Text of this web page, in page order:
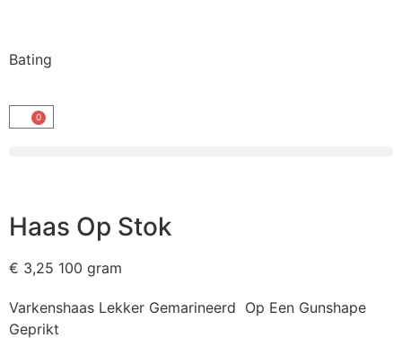
Bating
0
Haas Op Stok
€ 3,25 100 gram
Varkenshaas Lekker Gemarineerd Op Een Gunshape
Geprikt